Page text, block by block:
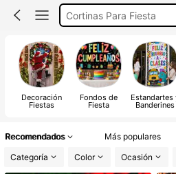
Cortinas Para Fiesta
Navidad
Decoración
Fiestas
Fondos de
Fiesta
Estandartes
Banderines
Recomendados Más populares
Categoría
Color Ocasión